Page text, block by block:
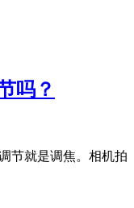
吗？
节就是调焦。相机拍